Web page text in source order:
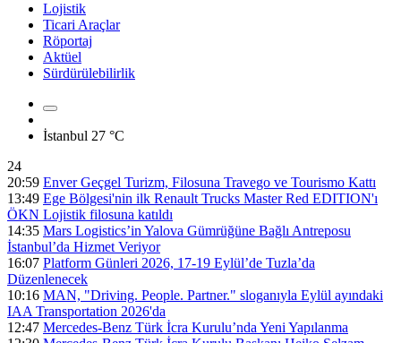
Lojistik
Ticari Araçlar
Röportaj
Aktüel
Sürdürülebilirlik
İstanbul 27 °C
24
20:59 Enver Geçgel Turizm, Filosuna Travego ve Tourismo Kattı
13:49 Ege Bölgesi'nin ilk Renault Trucks Master Red EDITION'ı
ÖKN Lojistik filosuna katıldı
14:35 Mars Logistics’in Yalova Gümrüğüne Bağlı Antreposu
İstanbul’da Hizmet Veriyor
16:07 Platform Günleri 2026, 17-19 Eylül’de Tuzla’da
Düzenlenecek
10:16 MAN, "Driving. People. Partner." sloganıyla Eylül ayındaki
IAA Transportation 2026'da
12:47 Mercedes-Benz Türk İcra Kurulu’nda Yeni Yapılanma